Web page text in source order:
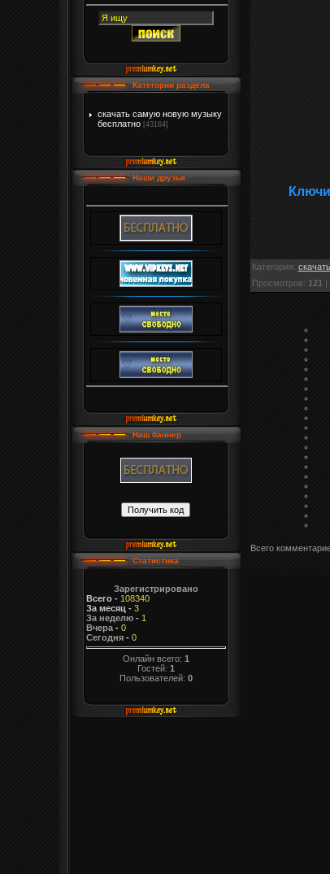
Категории раздела
скачать самую новую музыку
бесплатно [43164]
Наши друзья
Наш баннер
Статистика
Зарегистрировано
Всего- 108340
За месяц - 3
За неделю- 1
Вчера- 0
Сегодня- 0
Онлайн всего: 1
Гостей: 1
Пользователей: 0
Ключи
Категория:
Просмотров: 121 |
Всего